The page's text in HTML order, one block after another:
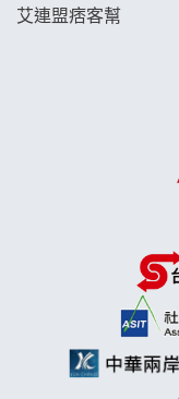
艾連盟痞客幫